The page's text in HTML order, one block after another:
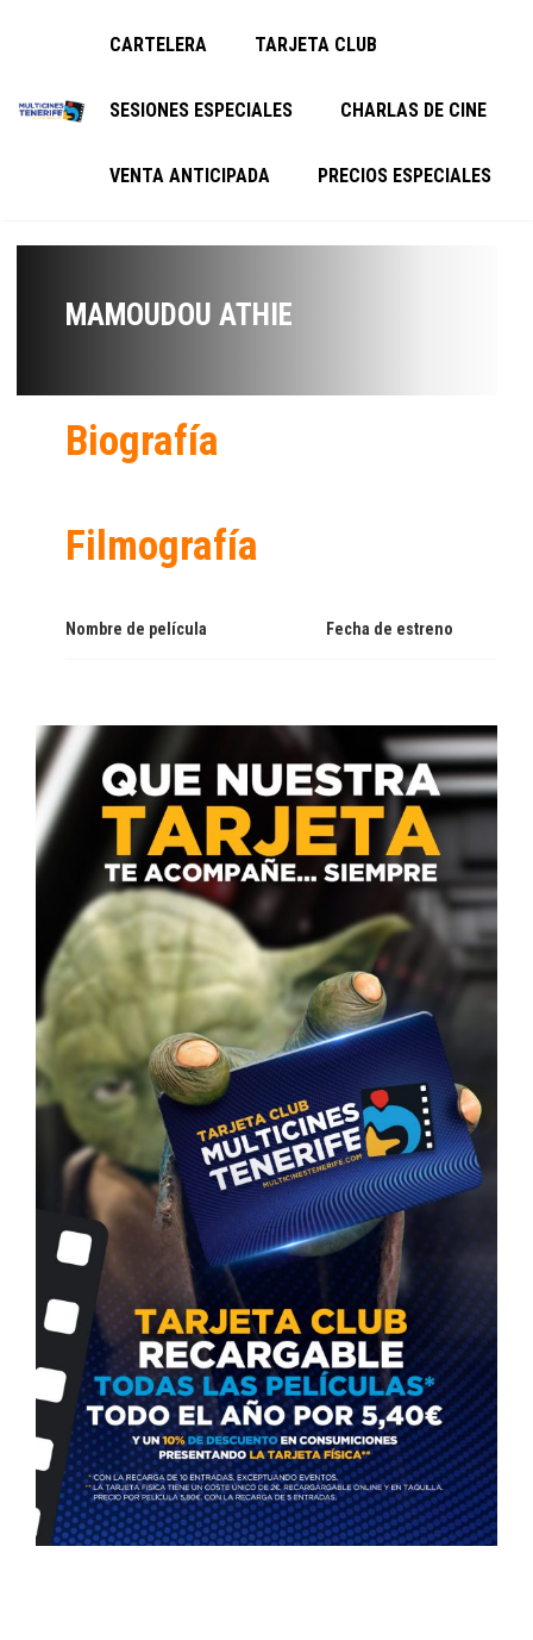
CARTELERA TARJETA CLUB
SESIONES ESPECIALES CHARLAS DE CINE
VENTA ANTICIPADA PRECIOS ESPECIALES
MAMOUDOU ATHIE
Biografía
Filmografía
Nombre de película Fecha de estreno